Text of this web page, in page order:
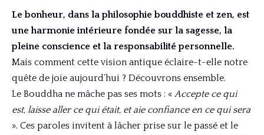
Le bonheur, dans la philosophie bouddhiste et zen, est
une harmonie intérieure fondée sur la sagesse, la
pleine conscience et la responsabilité personnelle.
Mais comment cette vision antique éclaire-t-elle notre
quête de joie aujourd’hui ? Découvrons ensemble.
Le Bouddha ne mâche pas ses mots : « Accepte ce qui
est, laisse aller ce qui était, et aie confiance en ce qui sera
». Ces paroles invitent à lâcher prise sur le passé et le